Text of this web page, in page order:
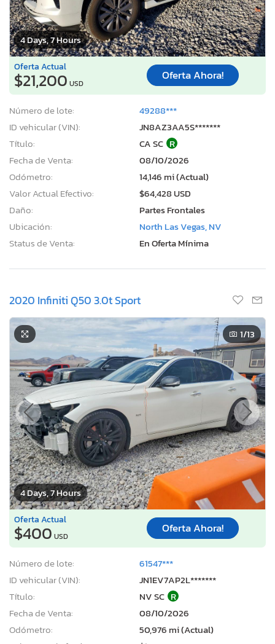
4 Days, 7 Hours
Oferta Actual
$21,200 USD
Oferta Ahora!
Número de lote:
49288***
ID vehicular (VIN):
JN8AZ3AA5S*******
Título:
CA SC R
Fecha de Venta:
08/10/2026
Odómetro:
14,146 mi (Actual)
Valor Actual Efectivo:
$64,428 USD
Daño:
Partes Frontales
Ubicación:
North Las Vegas, NV
Status de Venta:
En Oferta Mínima
2020 Infiniti Q50 3.0t Sport
4 Days, 7 Hours
1/13
Oferta Actual
$400 USD
Oferta Ahora!
Número de lote:
61547***
ID vehicular (VIN):
JN1EV7AP2L*******
Título:
NV SC R
Fecha de Venta:
08/10/2026
Odómetro:
50,976 mi (Actual)